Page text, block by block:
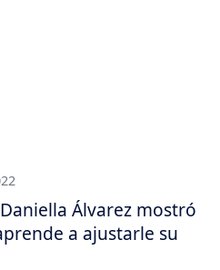
Álvarez mostró
a ajustarle su